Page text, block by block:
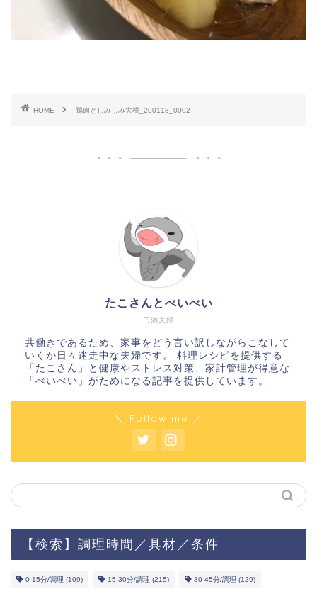
HOME 鶏肉としみしみ大根_200118_0002
円満夫婦
たこさんとべいべい
共働きであるため、家事をどう言い訳しながらこなして
いくか日々迷走中な夫婦です。 料理レシピを提供する
「たこさん」と健康やストレス対策、家計管理が得意な
「べいべい」がためになる記事を提供しています。
＼ Follow me ／
【検索】調理時間／具材／条件
0-15分/調理 (109) 15-30分/調理 (215) 30-45分/調理 (129)